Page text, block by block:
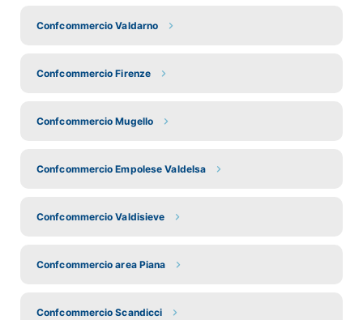
Confcommercio Valdarno
Confcommercio Firenze
Confcommercio Mugello
Confcommercio Empolese Valdelsa
Confcommercio Valdisieve
Confcommercio area Piana
Confcommercio Scandicci